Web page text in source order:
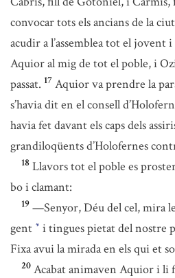
convocar tots els ancians de la
acudir a l’assemblea tot el jovent
Aquior al mig de tot el poble, i
passat. 17 Aquior va prendre la
s’havia dit en el consell
havia fet davant els caps dels
grandiloqüents d’Holofernes
18 Llavors tot el poble es
bo i clamant:
19 —Senyor, Déu del cel, mira
gent * i tingues pietat del nostre
Fixa avui la mirada en els qui et
20 Acabat animaven Aquior i li